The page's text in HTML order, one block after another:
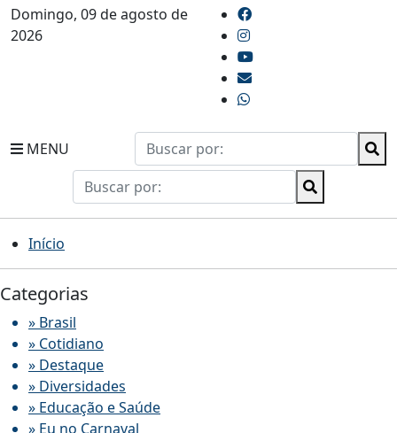
Domingo, 09 de agosto de
2026
MENU
Início
Categorias
» Brasil
» Cotidiano
» Destaque
» Diversidades
» Educação e Saúde
» Eu no Carnaval